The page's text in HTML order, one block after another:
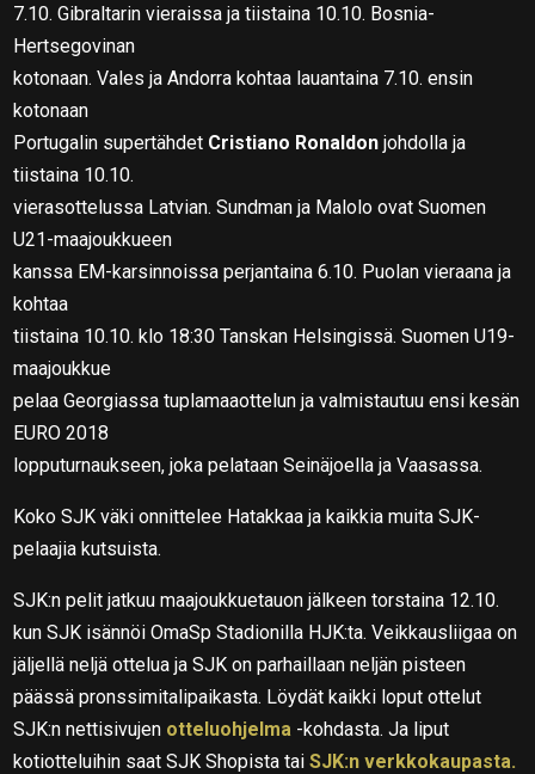
7.10. Gibraltarin vieraissa ja tiistaina 10.10. Bosnia-
Hertsegovinan
kotonaan. Vales ja Andorra kohtaa lauantaina 7.10. ensin
kotonaan
Portugalin supertähdet Cristiano Ronaldon johdolla ja
tiistaina 10.10.
vierasottelussa Latvian. Sundman ja Malolo ovat Suomen
U21-maajoukkueen
kanssa EM-karsinnoissa perjantaina 6.10. Puolan vieraana ja
kohtaa
tiistaina 10.10. klo 18:30 Tanskan Helsingissä. Suomen U19-
maajoukkue
pelaa Georgiassa tuplamaaottelun ja valmistautuu ensi kesän
EURO 2018
lopputurnaukseen, joka pelataan Seinäjoella ja Vaasassa.
Koko SJK väki onnittelee Hatakkaa ja kaikkia muita SJK-
pelaajia kutsuista.
SJK:n pelit jatkuu maajoukkuetauon jälkeen torstaina 12.10.
kun SJK isännöi OmaSp Stadionilla HJK:ta. Veikkausliigaa on
jäljellä neljä ottelua ja SJK on parhaillaan neljän pisteen
päässä pronssimitalipaikasta. Löydät kaikki loput ottelut
SJK:n nettisivujen otteluohjelma -kohdasta. Ja liput
kotiotteluihin saat SJK Shopista taiSJK:n verkkokaupasta.